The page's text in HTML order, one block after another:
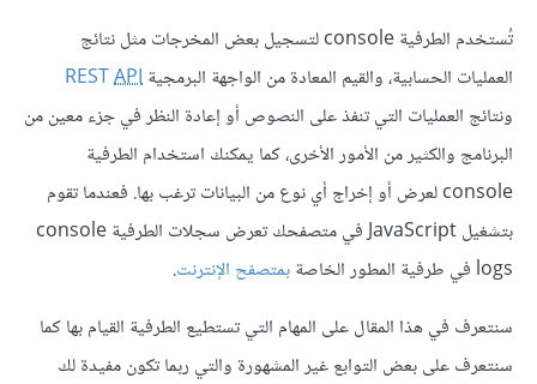
تُستخدم الطرفية console لتسجيل بعض المخرجات مثل نتائج
العمليات الحسابية، والقيم المعادة من الواجهة البرمجية
RESTAPI
ونتائج العمليات التي تنفذ على النصوص أو إعادة النظر في جزء معين من
البرنامج والكثير من الأمور الأخرى، كما يمكنك استخدام الطرفية
console لعرض أو إخراج أي نوع من البيانات ترغب بها. فعندما تقوم
بتشغيل JavaScript في متصفحك تعرض سجلات الطرفية console
logs في طرفية المطور الخاصة
بمتصفح الإنترنت.
سنتعرف في هذا المقال على المهام التي تستطيع الطرفية القيام بها كما
سنتعرف على بعض التوابع غير المشهورة والتي ربما تكون مفيدة لك